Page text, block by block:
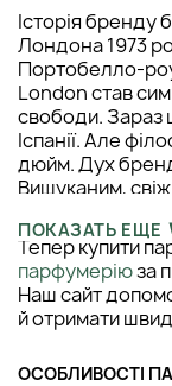
Історія бренду
Лондона 1973
Портобелло-
London став
свободи. Зараз
Іспанії. Але
дюйм. Дух
Вишуканим,
Тепер купити
парфумеріюза
Наш сайт
й отримати
ОСОБЛИВОСТІ
ПОКАЗАТЬ ЕЩЕ